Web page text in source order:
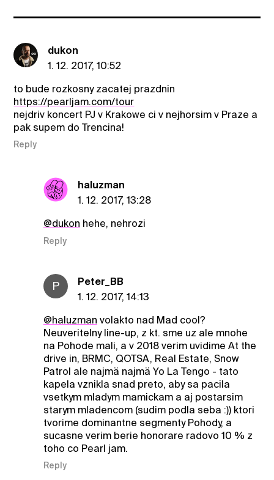
dukon
1. 12. 2017, 10:52
to bude rozkosny zacatej prazdnin
https://pearljam.com/tour
nejdriv koncert PJ v Krakowe ci v nejhorsim v Praze a
pak supem do Trencina!
Reply
haluzman
1. 12. 2017, 13:28
@dukon hehe, nehrozi
Reply
P
Peter_BB
1. 12. 2017, 14:13
@haluzman volakto nad Mad cool?
Neuveritelny line-up, z kt. sme uz ale mnohe
na Pohode mali, a v 2018 verim uvidime At the
drive in, BRMC, QOTSA, Real Estate, Snow
Patrol ale najmä najmä Yo La Tengo - tato
kapela vznikla snad preto, aby sa pacila
vsetkym mladym mamickam a aj postarsim
starym mladencom (sudim podla seba :)) ktori
tvorime dominantne segmenty Pohody, a
sucasne verim berie honorare radovo 10 % z
toho co Pearl jam.
Reply